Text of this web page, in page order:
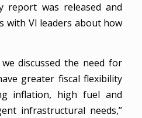
report was released and
with VI leaders about how
discussed the need for
greater fiscal flexibility
inflation, high fuel and
infrastructural needs,”